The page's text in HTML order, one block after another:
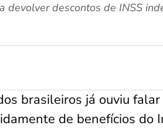
descontos de INSS
brasileiros já ouviu
de benefícios do